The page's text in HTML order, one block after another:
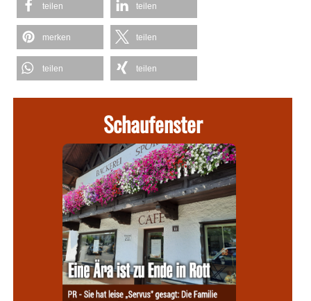
teilen teilen
merken teilen
teilen teilen
Schaufenster